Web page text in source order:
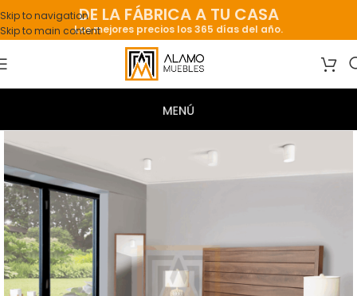
Skip to navigation
Skip to main content
DE LA FÁBRICA A TU CASA
Los mejores precios los 365 días del año.